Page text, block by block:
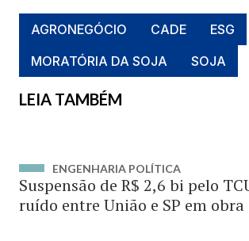
AGRONEGÓCIO CADE
ESG
MORATÓRIA DA SOJA
SOJA
LEIA TAMBÉM
ENGENHARIA POLÍTICA
Suspensão de R$ 2,6 bi pelo
ruído entre União e SP em